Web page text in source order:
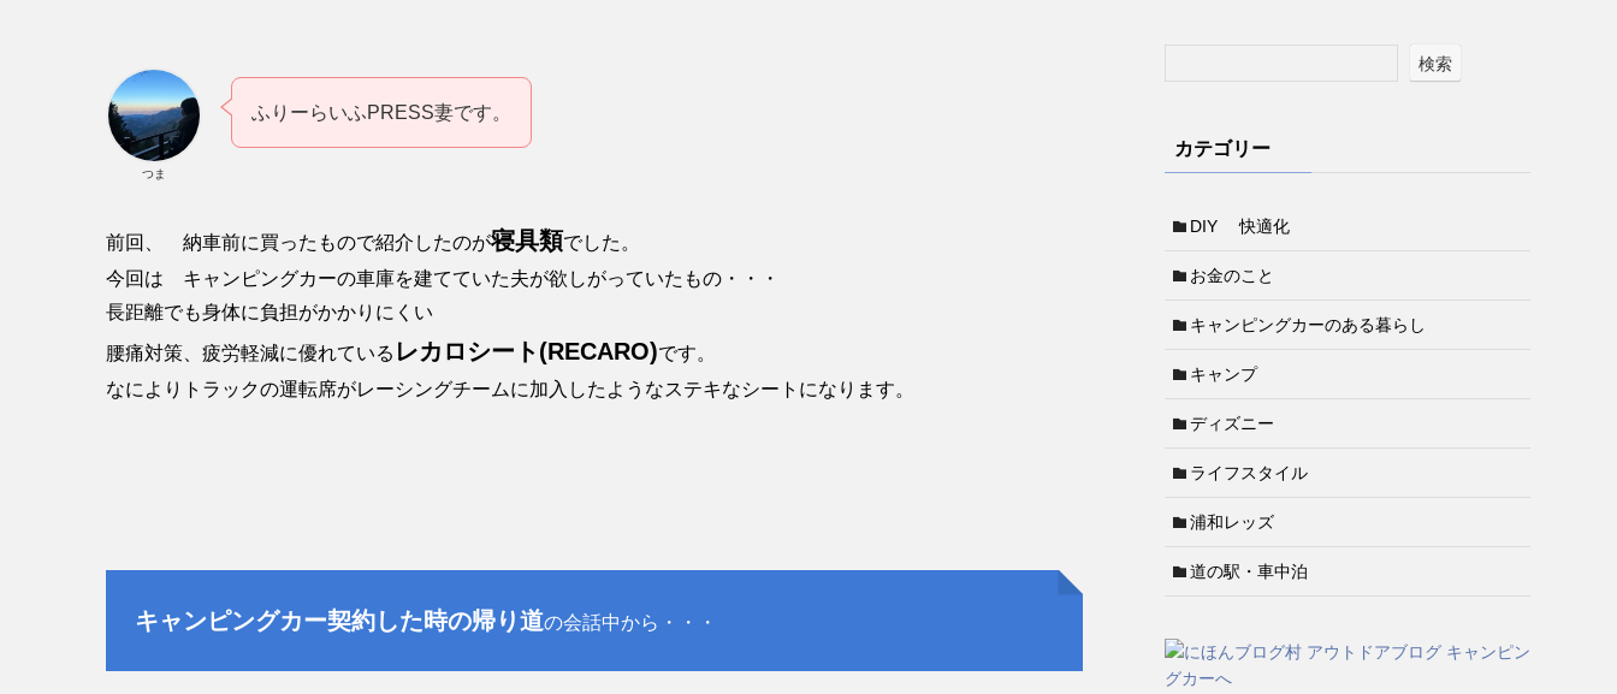
つま
ふりーらいふPRESS妻です。
前回、 納車前に買ったもので紹介したのが寝具類でした。
今回は キャンピングカーの車庫を建てていた夫が欲しがっていたもの・・・
長距離でも身体に負担がかかりにくい
腰痛対策、疲労軽減に優れている レカロシート(RECARO)です。
なによりトラックの運転席がレーシングチームに加入したようなステキなシートになります。
キャンピングカー契約した時の帰り道の会話中から・・・
検索
カテゴリー
DIY 快適化
お金のこと
キャンピングカーのある暮らし
キャンプ
ディズニー
ライフスタイル
浦和レッズ
道の駅・車中泊